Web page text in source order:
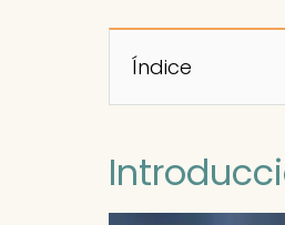
Índice